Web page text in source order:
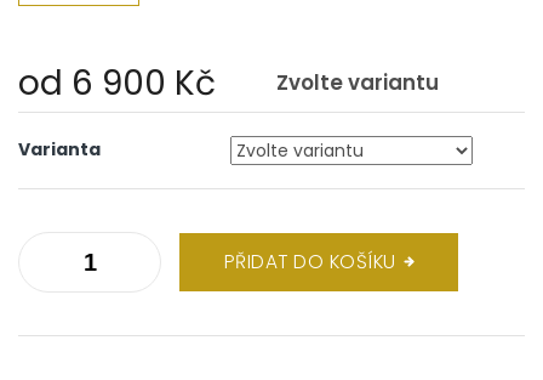
od 6 900 Kč Zvolte variantu
cena:
Varianta
PŘIDAT DO KOŠÍKU